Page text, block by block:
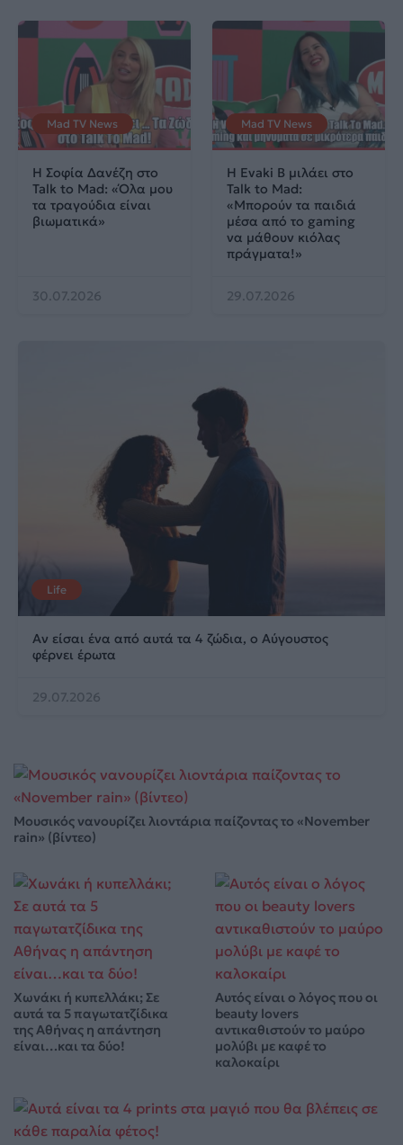
Mad TV News
H Σοφία Δανέζη στο
Talk to Mad: «Όλα μου
τα τραγούδια είναι
βιωματικά»
30.07.2026
Mad TV News
Η Evaki B μιλάει στο
Talk to Mad:
«Μπορούν τα παιδιά
μέσα από το gaming
να μάθουν κιόλας
πράγματα!»
29.07.2026
Life
Αν είσαι ένα από αυτά τα 4 ζώδια, ο Αύγουστος
φέρνει έρωτα
29.07.2026
Μουσικός νανουρίζει λιοντάρια παίζοντας το «November
rain» (βίντεο)
Χωνάκι ή κυπελλάκι; Σε
αυτά τα 5 παγωτατζίδικα
της Αθήνας η απάντηση
είναι…και τα δύο!
Αυτός είναι ο λόγος που οι
beauty lovers
αντικαθιστούν το μαύρο
μολύβι με καφέ το
καλοκαίρι